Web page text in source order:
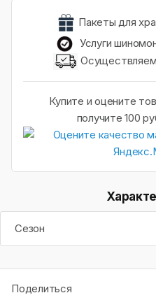
Пакеты для
Услуги
Осуществляем
Купите и оцените
получите 100
Сезон
Поделиться